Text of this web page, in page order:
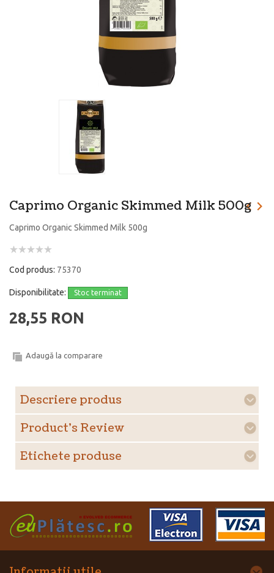
Caprimo Organic Skimmed Milk 500g
Caprimo Organic Skimmed Milk 500g
Cod produs: 75370
Disponibilitate: Stoc terminat
28,55 RON
Adaugă la comparare
Descriere produs
Product's Review
Etichete produse